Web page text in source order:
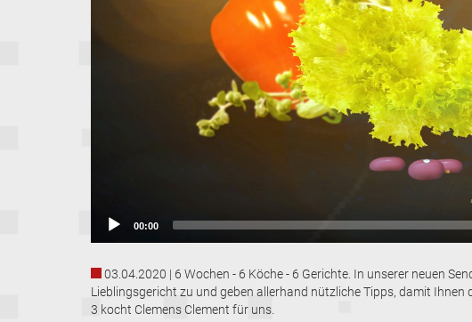
03.04.2020 | 6 Wochen - 6 Köche - 6 Gerichte. In unserer neuen
Lieblingsgericht zu und geben allerhand nützliche Tipps, damit
3 kocht Clemens Clement für uns.